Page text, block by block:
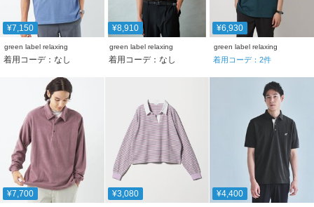
¥7,150
green label relaxing
着用コーデ：なし
¥8,910
green label relaxing
着用コーデ：なし
¥6,930
green label relaxing
着用コーデ：2件
¥7,700 ¥3,080 ¥4,400